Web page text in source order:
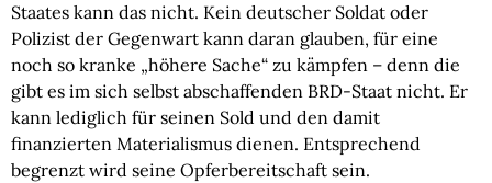
Staates kann das nicht. Kein deutscher Soldat oder
Polizist der Gegenwart kann daran glauben, für eine
noch so kranke „höhere Sache“ zu kämpfen – denn die
gibt es im sich selbst abschaffenden BRD-Staat nicht. Er
kann lediglich für seinen Sold und den damit
finanzierten Materialismus dienen. Entsprechend
begrenzt wird seine Opferbereitschaft sein.